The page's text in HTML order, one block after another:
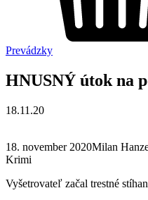
Prevádzky
HNUSNÝ útok na
18.11.20
18. november 2020Milan
Krimi
Vyšetrovateľ začal trestné